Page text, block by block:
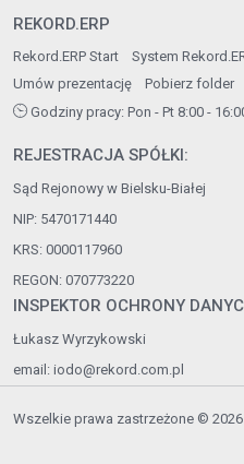
REKORD.ERP
Rekord.ERP Start System
Umów prezentację
Pobierz folder
Godziny pracy: Pon - Pt 8:00 -
REJESTRACJA SPÓŁKI:
Sąd Rejonowy w Bielsku-Białej
NIP: 5470171440
KRS: 0000117960
REGON: 070773220
INSPEKTOR OCHRONY
Łukasz Wyrzykowski
email: iodo@rekord.com.pl
Wszelkie prawa zastrzeżone © 2026